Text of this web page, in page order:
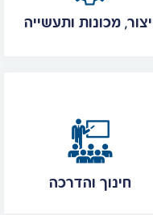
מכונות ותעשייה
חינוך והדרכה